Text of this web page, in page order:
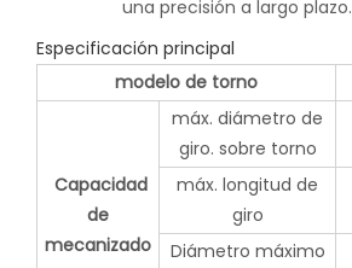
una precisión a largo plazo.
Especificación principal
modelo de torno
Capacidad
de
mecanizado
máx. diámetro de
giro. sobre torno
máx. longitud de
giro
Diámetro máximo